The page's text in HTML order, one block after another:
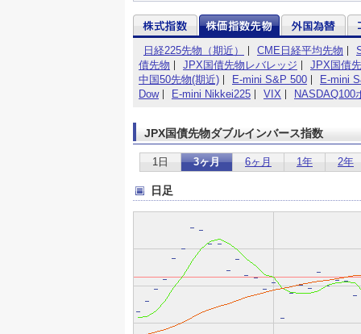
日経225先物（期近） CME日経平均先物
債先物
JPX国債先物レバレッジ
JPX国債
中国50先物(期近)
E-mini S&P 500
E-mini
Dow
E-mini Nikkei225 VIX NASDAQ100